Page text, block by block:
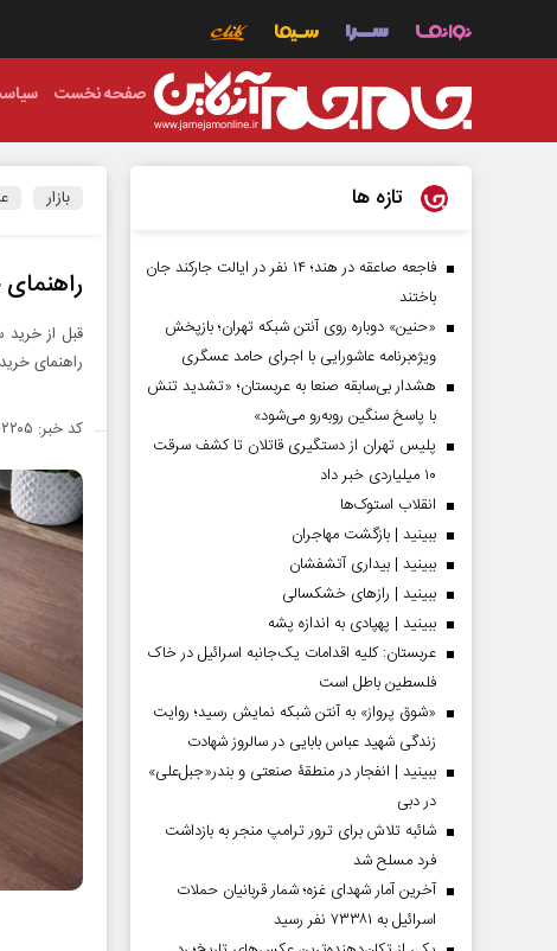
صفحه نخست
بازار
قبل از
راهنمای
کد خبر: ۱۳۵۲۲۰۵
تازه ها
فاجعه صاعقه در هند؛ ۱۴ نفر در ایالت جارکند جان
باختند
«حنین» دوباره روی آنتن شبکه تهران؛ بازپخش
ویژه‌برنامه عاشورایی با اجرای حامد عسگری
هشدار بی‌سابقه صنعا به عربستان؛ «تشدید تنش
با پاسخ سنگین روبه‌رو می‌شود»
پلیس تهران از دستگیری قاتلان تا کشف سرقت
۱۰ میلیاردی خبر داد
انقلاب استوک‌ها
ببینید | بازگشت مهاجران
ببینید | بیداری آتشفشان
ببینید | رازهای خشکسالی
ببینید | پهپادی به اندازه پشه
عربستان: کلیه اقدامات یک‌جانبه اسرائیل در خاک
فلسطین باطل است
«شوق پرواز» به آنتن شبکه نمایش رسید؛ روایت
زندگی شهید عباس بابایی در سالروز شهادت
ببینید | انفجار در منطقۀ صنعتی و بندر«جبل‌علی»
در دبی
شائبه تلاش برای ترور ترامپ منجر به بازداشت
فرد مسلح شد
آخرین آمار شهدای غزه؛ شمار قربانیان حملات
اسرائیل به ۷۳۳۸۱ نفر رسید